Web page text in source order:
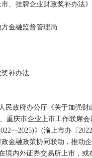
、挂牌企业财政奖补办法
融监督管理局
补办法
政府办公厅《关于加强财
重庆市企业上市工作联席
》(渝上市办〔
金融政策协同联动，推动
外证券交易所上市，或